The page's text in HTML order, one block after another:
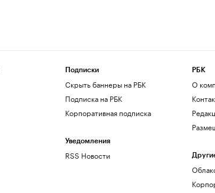
Подписки
Скрыть баннеры на РБК
Подписка на РБК
Корпоративная подписка
Уведомления
RSS Новости
РБК
О